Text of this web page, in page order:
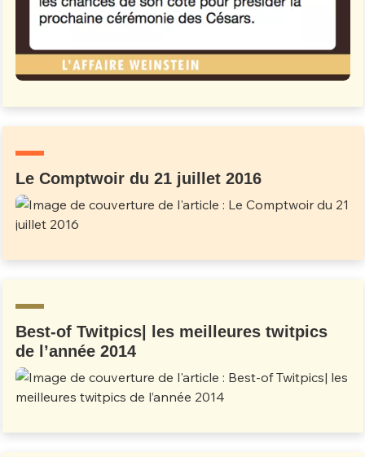
Le Comptwoir du 21 juillet 2016
Best-of Twitpics| les meilleures twitpics
de l’année 2014